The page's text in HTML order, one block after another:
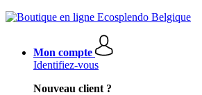
Mon compte
Identifiez-vous
Nouveau client ?